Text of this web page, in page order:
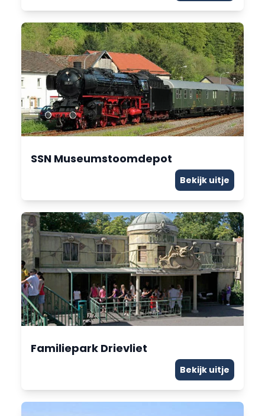
SSN Museumstoomdepot
Bekijk uitje
Familiepark Drievliet
Bekijk uitje